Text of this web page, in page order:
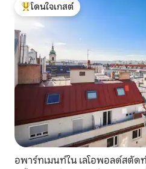
โดนใจเกสต์ที่สุด
โดนใจเกสต์
อพาร์ทเมนท์ใน เลโอพอลด์สตัดท์